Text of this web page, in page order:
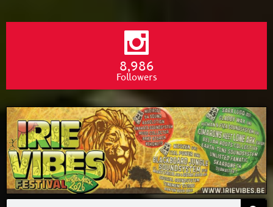
8,986
Followers